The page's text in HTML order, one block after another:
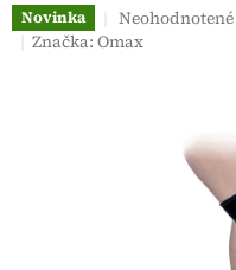
Novinka
Priemerné
hodnotenie
hviezdičiek.
Neohodnotené
Značka:Omax